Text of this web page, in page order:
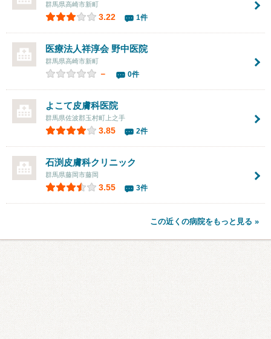
群馬県高崎市新町
3.22 1件
医療法人祥淳会 野中医院
群馬県高崎市新町
－ 0件
よこて皮膚科医院
群馬県佐波郡玉村町上之手
3.85 2件
石渕皮膚科クリニック
群馬県藤岡市藤岡
3.55 3件
この近くの病院をもっと見る »